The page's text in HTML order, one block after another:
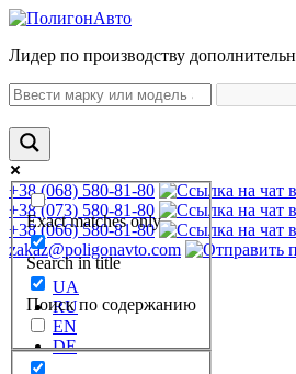
Лидер по производству
Exact matches only
Search in title
Поиск по содержанию
+38 (068) 580-81-80
+38 (073) 580-81-80
+38 (066) 580-81-80
zakaz@poligonavto.com
UA
RU
EN
DE